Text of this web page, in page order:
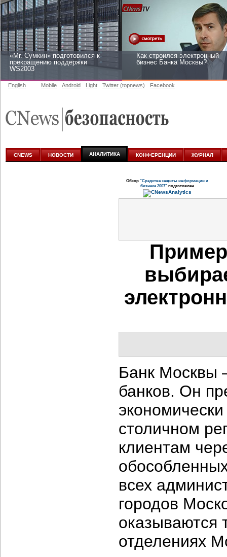
«Mr. Сумкин» подготовился к
прекращению поддержки
WS2003
Как строился электронный
бизнес Банка Москвы?
аналитике
English Mobile Android Light Twitter (topnews) Facebook
CNEWS НОВОСТИ АНАЛИТИКА КОНФЕРЕНЦИИ ЖУРНАЛ
Обзор "Средства защиты информации и
бизнеса 2007"подготовлен
Банк Москвы
банков. Он
столичном
клиентам
всех
городов
оказываются
отделениях